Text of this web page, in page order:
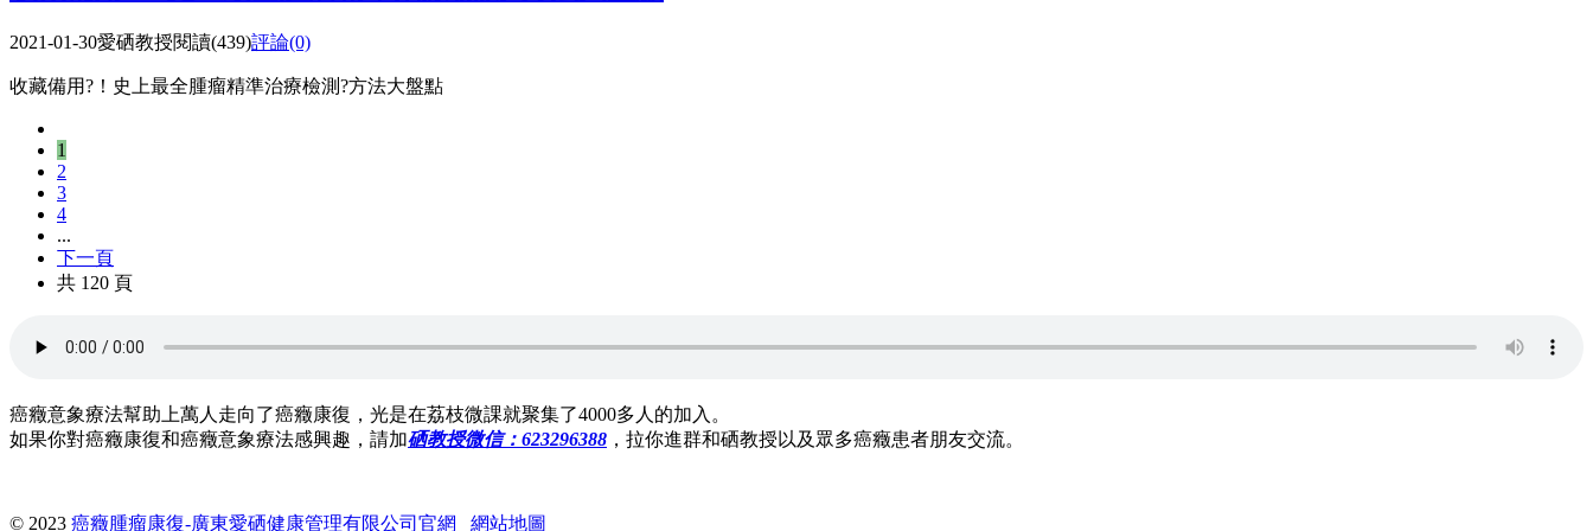
2021-01-30愛硒教授閱讀(439)評論(0)
收藏備用?！史上最全腫瘤精準治療檢測?方法大盤點
1
2
3
4
...
下一頁
共 120 頁
癌癥意象療法幫助上萬人走向了癌癥康復，光是在荔枝微課就聚集了4000多人的加入。
如果你對癌癥康復和癌癥意象療法感興趣，請加硒教授微信：623296388 ，拉你進群和硒教授以及眾多癌癥患者朋友交流。
© 2023 癌癥腫瘤康復-廣東愛硒健康管理有限公司官網 網站地圖